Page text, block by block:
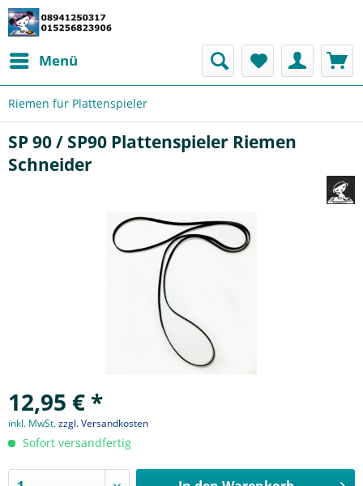
Menü
Riemen für Plattenspieler
SP 90 / SP90 Plattenspieler Riemen
Schneider
12,95 € *
inkl. MwSt.zzgl. Versandkosten
Sofort versandfertig